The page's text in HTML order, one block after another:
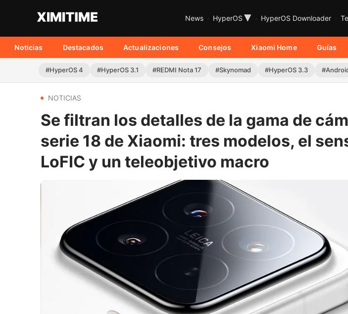
News HyperOS ▾ HyperOS Downloader
Noticias Destacados Actualizaciones Consejos Xiaomi Home Guías
#HyperOS 4 #HyperOS 3.1 #REDMI Nota 17 #Skynomad #HyperOS 3.3
NOTICIAS
Se filtran los detalles de la gama de
serie 18 de Xiaomi: tres modelos, el
LoFIC y un teleobjetivo macro